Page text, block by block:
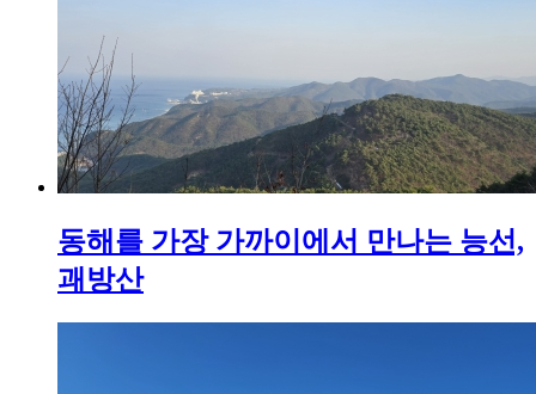
동해를 가장 가까이에서 만나는 능선,
괘방산